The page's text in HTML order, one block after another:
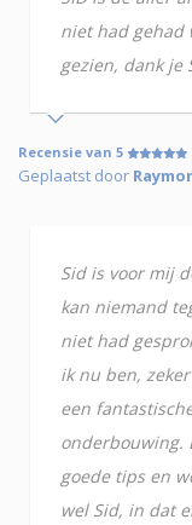
niet had gehad
gezien, dank je
Recensie van 5
Geplaatst door
Sid is voor mij
kan niemand
niet had
ik nu ben,
een
onderbouwing.
goede tips en
wel Sid, in dat